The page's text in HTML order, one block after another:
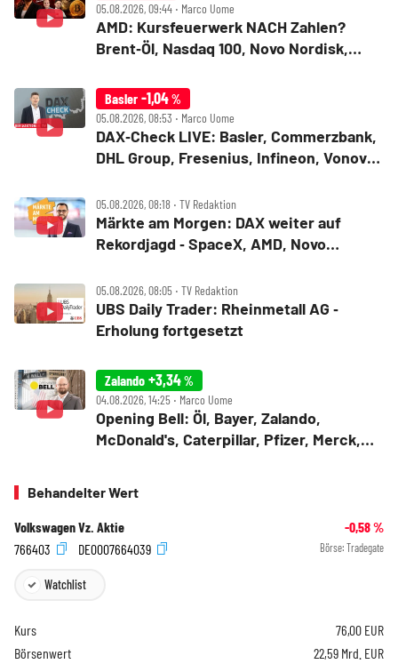
05.08.2026, 09:44 ‧ Marco Uome
AMD: Kursfeuerwerk NACH Zahlen?
Brent‑Öl, Nasdaq 100, Novo Nordisk,
Basler -1,04%
05.08.2026, 08:53 ‧ Marco Uome
DAX‑Check LIVE: Basler, Commerzbank,
DHL Group, Fresenius, Infineon, Vonovia
05.08.2026, 08:18 ‧ TV Redaktion
Märkte am Morgen: DAX weiter auf
Rekordjagd ‑ SpaceX, AMD, Novo
05.08.2026, 08:05 ‧ TV Redaktion
UBS Daily Trader: Rheinmetall AG ‑
Erholung fortgesetzt
Zalando +3,34%
04.08.2026, 14:25 ‧ Marco Uome
Opening Bell: Öl, Bayer, Zalando,
McDonald's, Caterpillar, Pfizer, Merck,
Behandelter Wert
Volkswagen Vz. Aktie -0,58%
766403
DE0007664039 Börse: Tradegate
Watchlist
Kurs 76,00 EUR
Börsenwert
22,59 Mrd. EUR